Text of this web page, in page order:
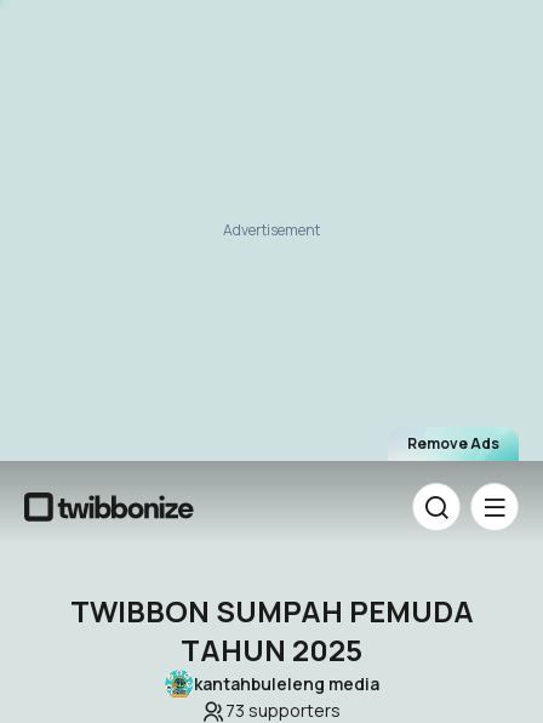
Remove Ads
Advertisement
TWIBBON SUMPAH PEMUDA
TAHUN 2025
kantahbuleleng media
73 supporters